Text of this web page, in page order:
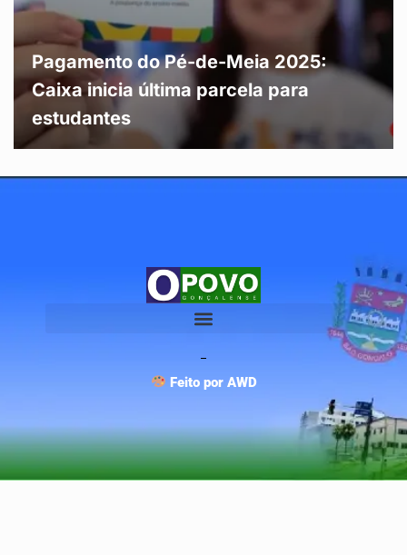
Pagamento do Pé-de-Meia 2025:
Caixa inicia última parcela para
estudantes
Feito por AWD